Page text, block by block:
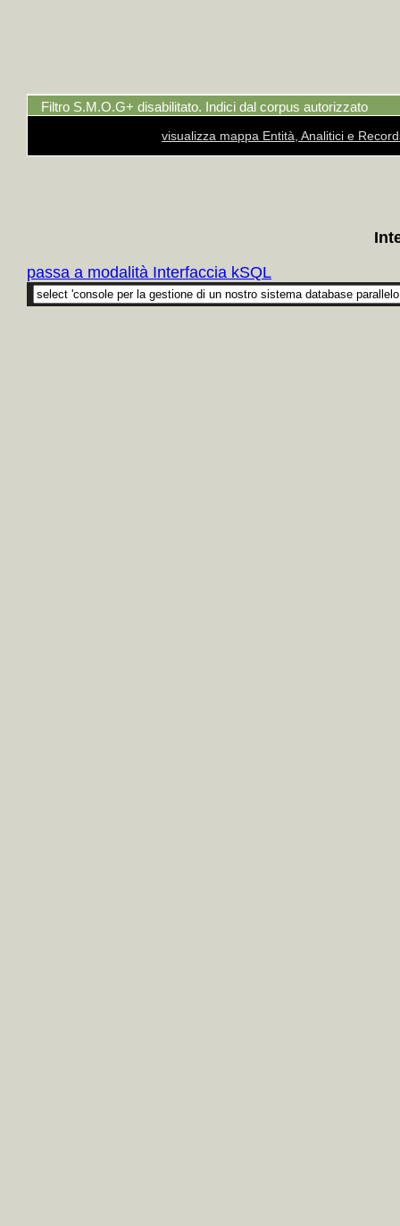
Filtro S.M.O.G+ disabilitato. Indici dal corpus autorizzato
visualizza mappa Entità, Analitici e
passa a modalità Interfaccia kSQL